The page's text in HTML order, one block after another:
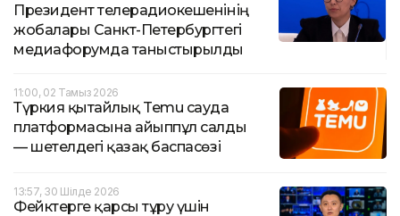
Президент телерадиокешенінің
жобалары Санкт-Петербургтегі
медиафорумда таныстырылды
11:00, 02 Тамыз 2026
Түркия қытайлық Temu сауда
платформасына айыппұл салды
— шетелдегі қазақ баспасөзі
13:57, 30 Шілде 2026
Фейктерге қарсы тұру үшін